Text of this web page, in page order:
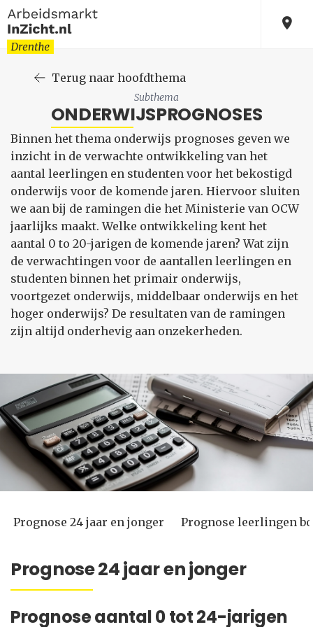
Terug naar hoofdthema
Subthema
ONDERWIJSPROGNOSES
Binnen het thema onderwijs prognoses geven we
inzicht in de verwachte ontwikkeling van het
aantal leerlingen en studenten voor het bekostigd
onderwijs voor de komende jaren. Hiervoor sluiten
we aan bij de ramingen die het Ministerie van OCW
jaarlijks maakt. Welke ontwikkeling kent het
aantal 0 to 20-jarigen de komende jaren? Wat zijn
de verwachtingen voor de aantallen leerlingen en
studenten binnen het primair onderwijs,
voortgezet onderwijs, middelbaar onderwijs en het
hoger onderwijs? De resultaten van de ramingen
zijn altijd onderhevig aan onzekerheden.
Prognose 24 jaar en jonger Prognose leerlingen
Prognose 24 jaar en jonger
Prognose aantal 0 tot 24-jarigen